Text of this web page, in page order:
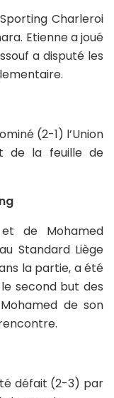
Charleroi
Etienne a joué
a disputé les
(2-1) l’Union
de la feuille de
et de Mohamed
Standard Liège
la partie, a été
second but des
de son
défait (2-3) par